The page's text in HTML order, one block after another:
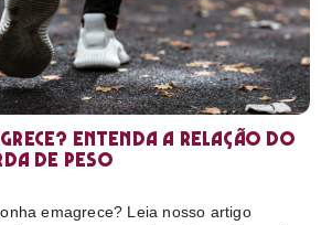
Entenda a relação do
de peso
emagrece? Leia nosso artigo